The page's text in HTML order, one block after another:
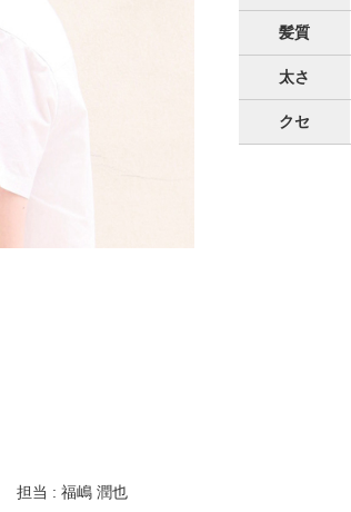
髪質
太さ
クセ
担当 : 福嶋 潤也